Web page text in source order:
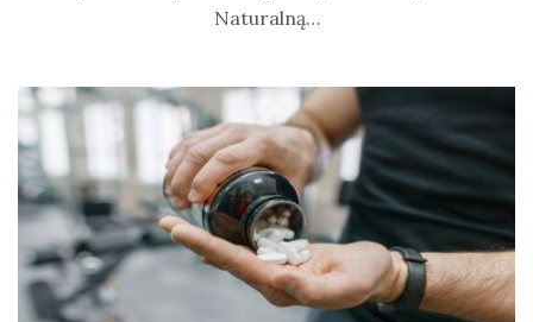
Naturalną…